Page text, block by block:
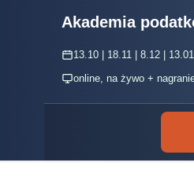
Akademia
13.10 | 18.11 | 8.12 |
online, na żywo +